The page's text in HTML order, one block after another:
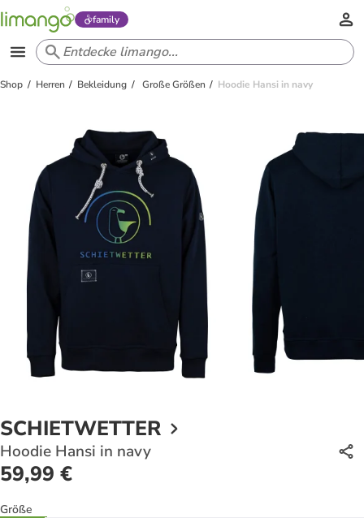
family
Shop Herren Bekleidung Große Größen Hoodie Hansi in navy
SCHIETWETTER
Hoodie Hansi in navy
59,99 €
Größe